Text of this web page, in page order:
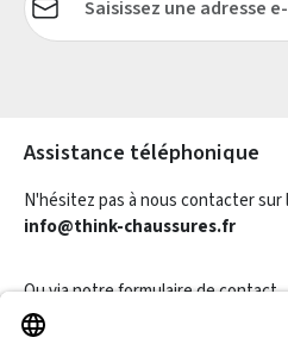
Assistance téléphonique
N'hésitez pas à nous contacter sur
info@think-chaussures.fr
Ou via notreformulaire de contact.